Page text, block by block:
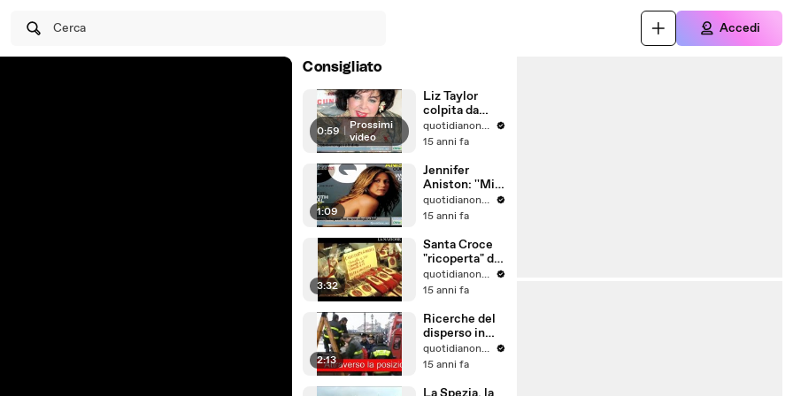
Cerca Accedi
Consigliato
0:59
Prossimi
video
Liz Taylor
colpita da
emorragia: è
in fin di vita
quotidianonet quotidianonet
15 anni fa
1:09
Jennifer
Aniston: ''Mi
ha preso Brad
ma non odio
quotidianonet quotidianonet
15 anni fa
3:32
Santa Croce
"ricoperta" di
cioccolataquotidianonet quotidianonet
15 anni fa
2:13
Ricerche del
disperso in
Arno, Firenze,
febbraio 2011
quotidianonet quotidianonet
15 anni fa